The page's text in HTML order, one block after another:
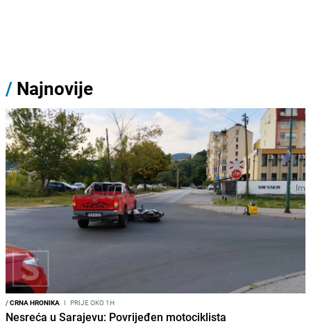
/ Najnovije
/CRNA HRONIKA I PRIJE OKO 1H
Nesreća u Sarajevu: Povrijeđen motociklista